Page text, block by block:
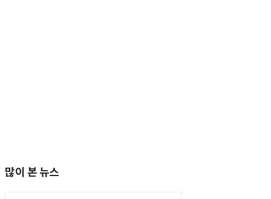
많이 본 뉴스